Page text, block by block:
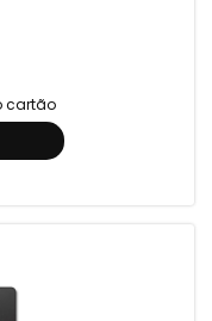
cartão